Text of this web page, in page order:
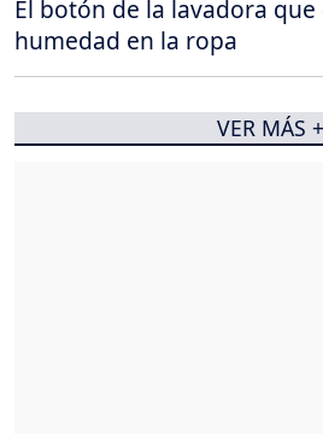
El botón de la lavadora
humedad en la ropa
VER MÁS +